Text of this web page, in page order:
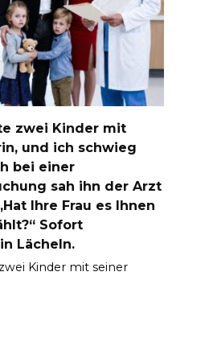
zwei Kinder mit
und ich schwieg
bei einer
sah ihn der Arzt
Ihre Frau es Ihnen
Sofort
Lächeln.
Kinder mit seiner